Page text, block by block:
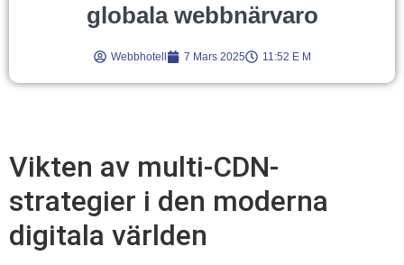
globala webbnärvaro
Webbhotell 7 Mars 2025 11:52 E M
Vikten av multi-CDN-
strategier i den moderna
digitala världen